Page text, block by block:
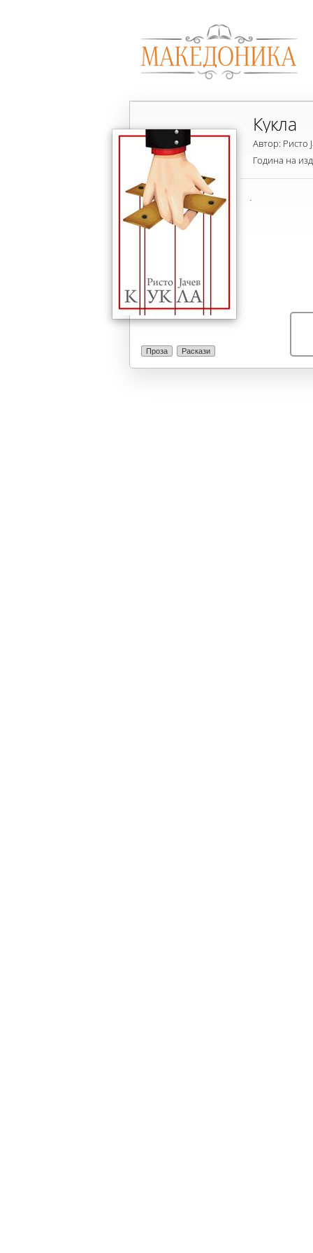
Проза Раскази
Кукла
Автор: Ристо
Година на
.